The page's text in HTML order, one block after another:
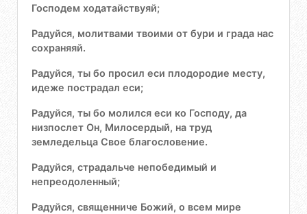
Господем ходатайствуяй;
Радуйся, молитвами твоими от бури и града нас
сохраняяй.
Радуйся, ты бо просил еси плодородие месту,
идеже пострадал еси;
Радуйся, ты бо молился еси ко Господу, да
низпослет Он, Милосердый, на труд
земледельца Свое благословение.
Радуйся, страдальче непобедимый и
непреодоленный;
Радуйся, священниче Божий, о всем мире